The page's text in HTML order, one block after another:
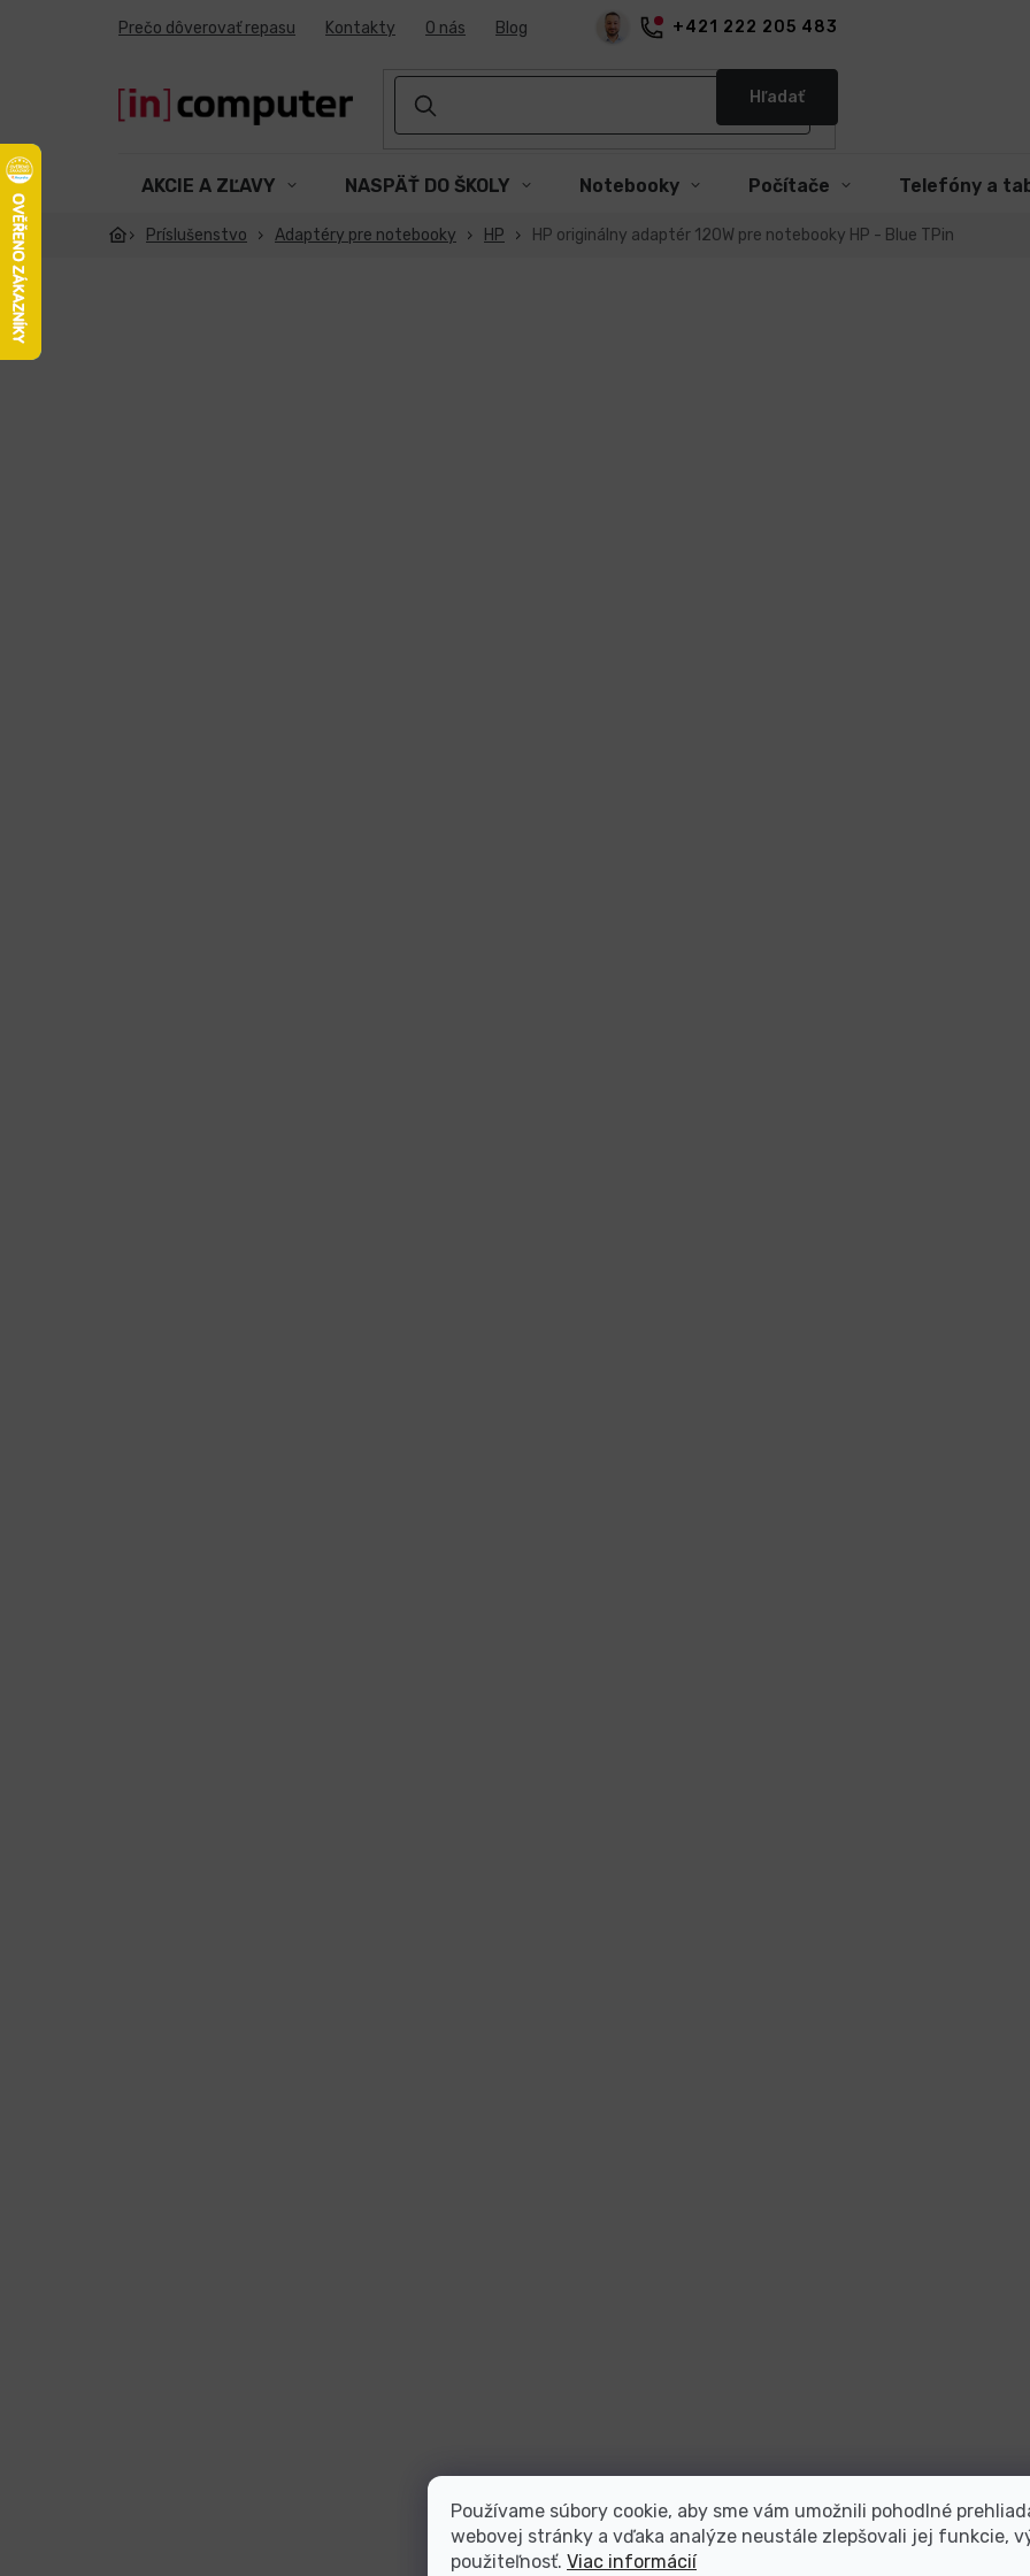
Používame súbory cookie, aby sme vám umožnili pohodlné
webovej stránky a vďaka analýze neustále zlepšovali jej funkcie,
použiteľnosť. Viac informácií
+421 222 205 483
Prečo dôverovať repasu Kontakty O nás Blog
Hľadať
AKCIE A ZĽAVY NASPÄŤ DO ŠKOLY Notebooky Počítače Telefóny a
Príslušenstvo Adaptéry pre notebooky HP HP originálny adaptér 120W pre notebooky HP - Blue TPin